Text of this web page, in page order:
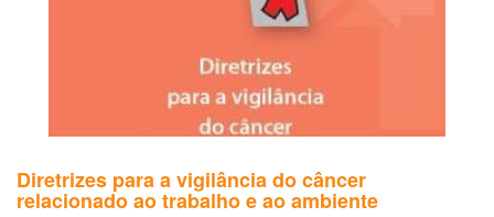
agravos
saúde
trabalhador
Diretrizes para a vigilância do câncer
relacionado ao trabalho e ao ambiente